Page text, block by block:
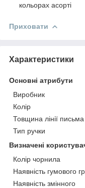
кольорах асорті
Приховати
Характеристики
Основні атрибути
Виробник
Колір
Товщина лінії письма
Тип ручки
Визначені
Колір чорнила
Наявність гумового
Наявність змінного